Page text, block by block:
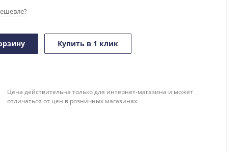
Купить в 1 клик
Цена действительна только для интернет-магазина и может
отличаться от цен в розничных магазинах